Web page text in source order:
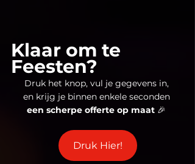
Klaar om te
Feesten?
Druk het knop, vul je gegevens in,
en krijg je binnen enkele seconden
een scherpe offerte op maat 🎉
Druk Hier!